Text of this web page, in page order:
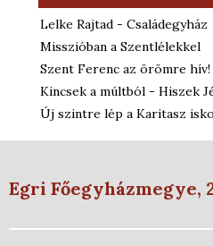
Lelke Rajtad - Családegyház
Misszióban a Szentlélekkel
Szent Ferenc az örömre hív!
Kincsek a múltból - Hiszek
Új szintre lép a Karitasz
Egri Főegyházmegye,